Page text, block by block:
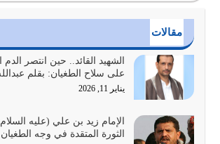
أي أمة تتفرق في الدين وتتفرق في كيانها
أصبحت أمة عاجزة عن النهوض…
يوليو 23, 2026
يجب أن نعود جميعاً الى القرآن وعندنا
مقالات
الشهيد القائد.. حين انتصر الدم
على سلاح الطغيان: بقلم
يناير 11, 2026
الإمام زيد بن علي (عليه
الثورة المتقدة في وجه